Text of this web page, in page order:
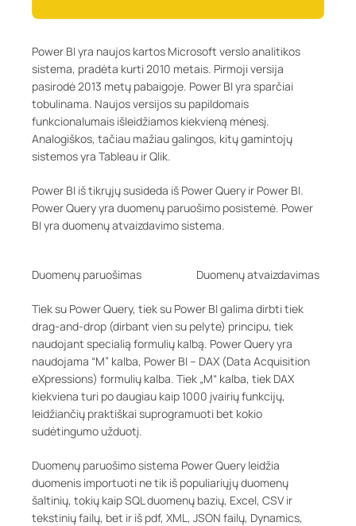
Power BI yra naujos kartos Microsoft verslo analitikos
sistema, pradėta kurti 2010 metais. Pirmoji versija
pasirodė 2013 metų pabaigoje. Power BI yra sparčiai
tobulinama. Naujos versijos su papildomais
funkcionalumais išleidžiamos kiekvieną mėnesį.
Analogiškos, tačiau mažiau galingos, kitų gamintojų
sistemos yra Tableau ir Qlik.
Power BI iš tikrųjų susideda iš Power Query ir Power BI.
Power Query yra duomenų paruošimo posistemė. Power
BI yra duomenų atvaizdavimo sistema.
Duomenų paruošimas Duomenų atvaizdavimas
Tiek su Power Query, tiek su Power BI galima dirbti tiek
drag-and-drop (dirbant vien su pelyte) principu, tiek
naudojant specialią formulių kalbą. Power Query yra
naudojama “M” kalba, Power BI – DAX (Data Acquisition
eXpressions) formulių kalba. Tiek „M“ kalba, tiek DAX
kiekviena turi po daugiau kaip 1000 įvairių funkcijų,
leidžiančių praktiškai suprogramuoti bet kokio
sudėtingumo užduotį.
Duomenų paruošimo sistema Power Query leidžia
duomenis importuoti ne tik iš populiariųjų duomenų
šaltinių, tokių kaip SQL duomenų bazių, Excel, CSV ir
tekstinių failų, bet ir iš pdf, XML, JSON failų, Dynamics,